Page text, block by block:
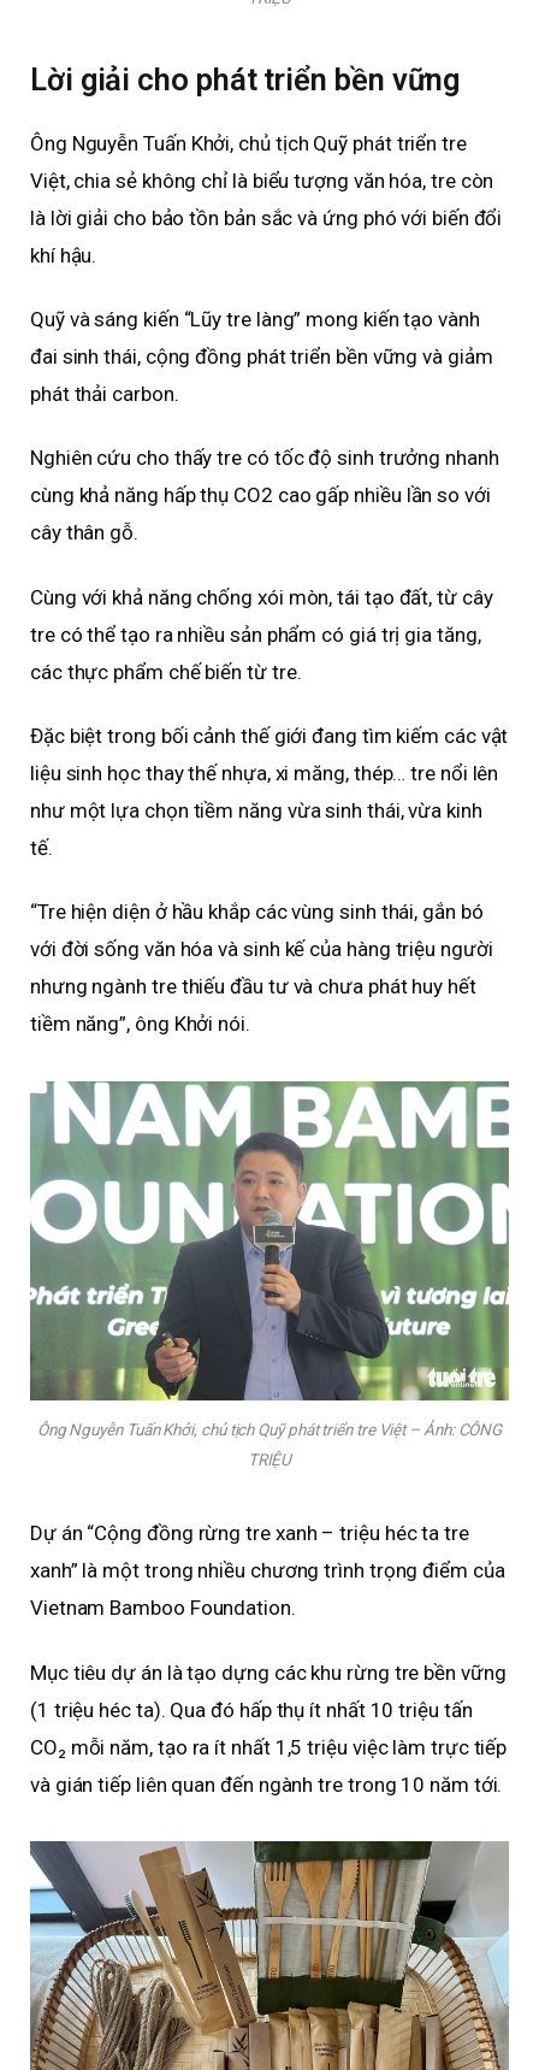
Lời giải cho phát triển bền vững
Ông Nguyễn Tuấn Khởi, chủ tịch Quỹ phát triển tre
Việt, chia sẻ không chỉ là biểu tượng văn hóa, tre còn
là lời giải cho bảo tồn bản sắc và ứng phó với biến đổi
khí hậu.
Quỹ và sáng kiến “Lũy tre làng” mong kiến tạo vành
đai sinh thái, cộng đồng phát triển bền vững và giảm
phát thải carbon.
Nghiên cứu cho thấy tre có tốc độ sinh trưởng nhanh
cùng khả năng hấp thụ CO2 cao gấp nhiều lần so với
cây thân gỗ.
Cùng với khả năng chống xói mòn, tái tạo đất, từ cây
tre có thể tạo ra nhiều sản phẩm có giá trị gia tăng,
các thực phẩm chế biến từ tre.
Đặc biệt trong bối cảnh thế giới đang tìm kiếm các vật
liệu sinh học thay thế nhựa, xi măng, thép… tre nổi lên
như một lựa chọn tiềm năng vừa sinh thái, vừa kinh
tế.
“Tre hiện diện ở hầu khắp các vùng sinh thái, gắn bó
với đời sống văn hóa và sinh kế của hàng triệu người
nhưng ngành tre thiếu đầu tư và chưa phát huy hết
tiềm năng”, ông Khởi nói.
Ông Nguyễn Tuấn Khởi, chủ tịch Quỹ phát triển tre Việt – Ảnh: CÔNG
TRIỆU
Dự án “Cộng đồng rừng tre xanh – triệu héc ta tre
xanh” là một trong nhiều chương trình trọng điểm của
Vietnam Bamboo Foundation.
Mục tiêu dự án là tạo dựng các khu rừng tre bền vững
(1 triệu héc ta). Qua đó hấp thụ ít nhất 10 triệu tấn
CO₂ mỗi năm, tạo ra ít nhất 1,5 triệu việc làm trực tiếp
và gián tiếp liên quan đến ngành tre trong 10 năm tới.